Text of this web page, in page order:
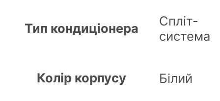
Тип кондиціонера
Спліт-
система
Колір корпусу Білий